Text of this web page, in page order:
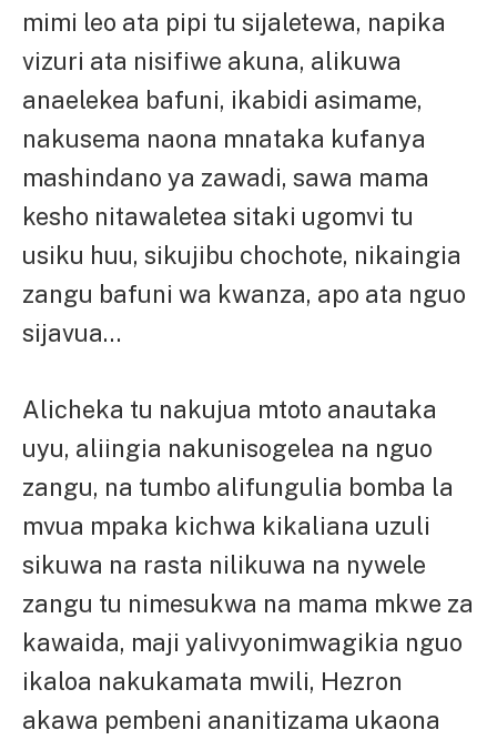
mimi leo ata pipi tu sijaletewa, napika
vizuri ata nisifiwe akuna, alikuwa
anaelekea bafuni, ikabidi asimame,
nakusema naona mnataka kufanya
mashindano ya zawadi, sawa mama
kesho nitawaletea sitaki ugomvi tu
usiku huu, sikujibu chochote, nikaingia
zangu bafuni wa kwanza, apo ata nguo
sijavua…
Alicheka tu nakujua mtoto anautaka
uyu, aliingia nakunisogelea na nguo
zangu, na tumbo alifungulia bomba la
mvua mpaka kichwa kikaliana uzuli
sikuwa na rasta nilikuwa na nywele
zangu tu nimesukwa na mama mkwe za
kawaida, maji yalivyonimwagikia nguo
ikaloa nakukamata mwili, Hezron
akawa pembeni ananitizama ukaona